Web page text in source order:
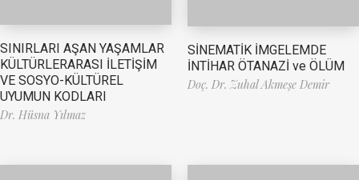
SINIRLARI AŞAN YAŞAMLAR
KÜLTÜRLERARASI İLETİŞİM
VE SOSYO-KÜLTÜREL
UYUMUN KODLARI
Dr. Hüsna Yılmaz
SİNEMATİK İMGELEMDE
İNTİHAR ÖTANAZİ ve ÖLÜM
Doç. Dr. Zuhal Akmeşe Demir